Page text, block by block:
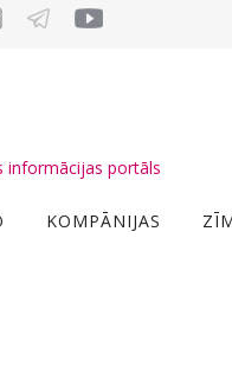
informācijas portāls
KOMPĀNIJAS